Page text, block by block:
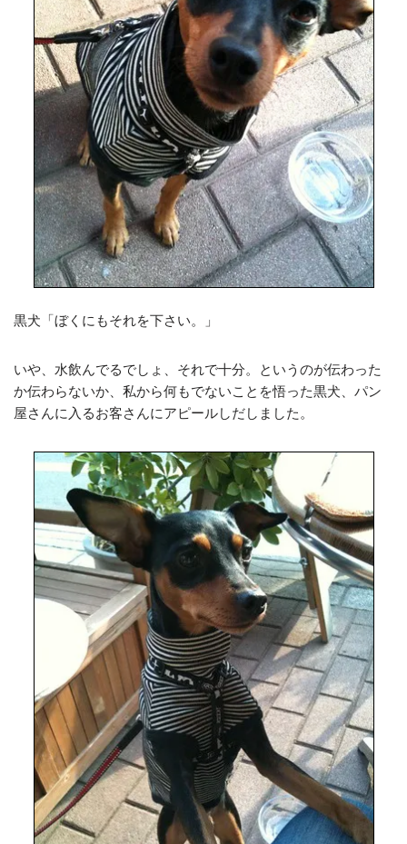
黒犬「ぼくにもそれを下さい。」
いや、水飲んでるでしょ、それで十分。というのが伝わった
か伝わらないか、私から何もでないことを悟った黒犬、パン
屋さんに入るお客さんにアピールしだしました。